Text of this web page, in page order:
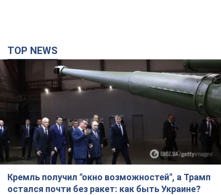
TOP NEWS
Кремль получил "окно возможностей", а Трамп
остался почти без ракет: как быть Украине?